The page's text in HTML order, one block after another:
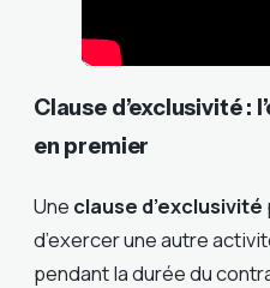
Clause d’exclusivité :
en premier
Une clause d’exclusivité
d’exercer une autre
pendant la durée du